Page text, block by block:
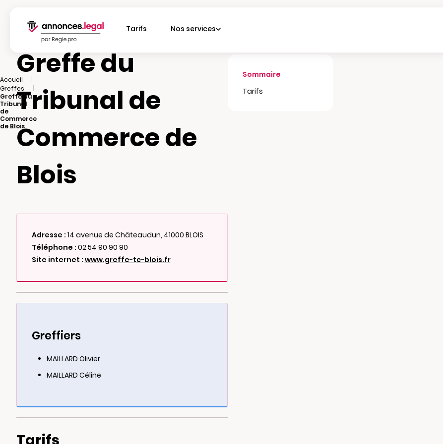
Tarifs Nos services
Accueil
|
Greffes
|
Greffe du
Tribunal
de
Commerce
de Blois
Greffe du
Tribunal de
Commerce de
Blois
Adresse : 14 avenue de Châteaudun, 41000 BLOIS
Téléphone : 02 54 90 90 90
Site internet : www.greffe-tc-blois.fr
Greffiers
MAILLARD Olivier
MAILLARD Céline
Sommaire
Tarifs